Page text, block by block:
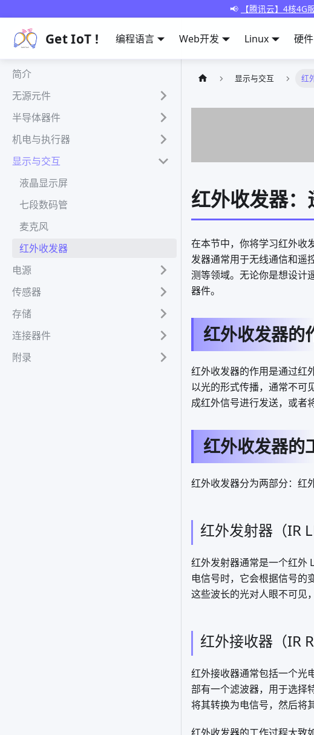
📢 【腾讯云】4核
Get IoT ! 编程语言 Web开发 Linux 硬件
简介
无源元件
半导体器件
机电与执行器
显示与交互
液晶显示屏
七段数码管
麦克风
红外收发器
电源
传感器
存储
连接器件
附录
显示与交互 红
红外收发器
在本节中，你将学习红外收
发器通常用于无线通信和遥
测等领域。无论你是想设计
器件。
红外收发器的
红外收发器的作用是通过红
以光的形式传播，通常不可
成红外信号进行发送，或者
红外收发器的
红外收发器分为两部分：红
红外发射器（IR
红外发射器通常是一个红外
电信号时，它会根据信号的
这些波长的光对人眼不可见
红外接收器（IR
红外接收器通常包括一个光
部有一个滤波器，用于选择
将其转换为电信号，然后将